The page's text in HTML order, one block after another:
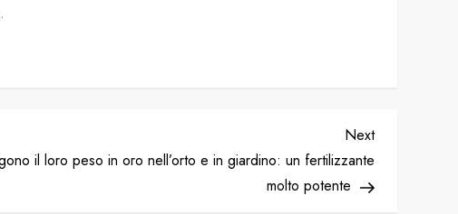
Next
Post
Next
il loro peso in oro nell’orto e in giardino: un fertilizzante
molto potente